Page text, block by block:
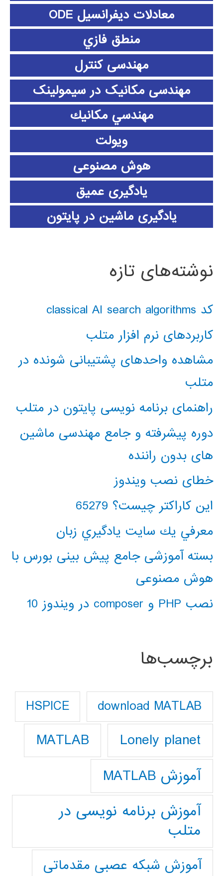
معادلات دیفرانسیل ODE
منطق فازي
مهندسی کنترل
مهندسی مکانیک در سیمولینک
مهندسي مكانيك
ویولت
هوش مصنوعی
یادگیری عمیق
یادگیری ماشین در پایتون
نوشته‌های تازه
کد classical AI search algorithms
کاربردهای نرم افزار متلب
مشاهده واحدهای پشتیبانی شونده در
متلب
راهنمای برنامه نویسی پایتون در متلب
دوره پیشرفته و جامع مهندسی ماشین
های بدون راننده
خطای نصب ویندوز
این کاراکتر چیست؟ 65279
معرفي يك سايت يادگيري زبان
بسته آموزشی جامع پیش بینی بورس با
هوش مصنوعی
نصب PHP و composer در ویندوز 10
برچسب‌ها
download MATLAB
HSPICE
Lonely planet
MATLAB
آموزش MATLAB
آموزش برنامه نویسی در
متلب
آموزش شبکه عصبی مقدماتی